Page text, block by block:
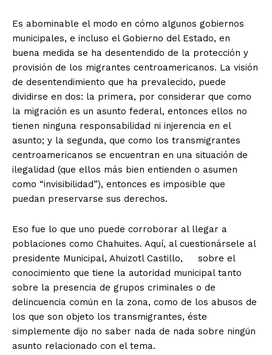
+ Todas las formas de lucha, potencialmente enlazadas
Es abominable el modo en cómo algunos gobiernos
municipales, e incluso el Gobierno del Estado, en
buena medida se ha desentendido de la protección y
provisión de los migrantes centroamericanos. La visión
de desentendimiento que ha prevalecido, puede
dividirse en dos: la primera, por considerar que como
la migración es un asunto federal, entonces ellos no
tienen ninguna responsabilidad ni injerencia en el
asunto; y la segunda, que como los transmigrantes
centroamericanos se encuentran en una situación de
ilegalidad (que ellos más bien entienden o asumen
como “invisibilidad”), entonces es imposible que
puedan preservarse sus derechos.
Eso fue lo que uno puede corroborar al llegar a
poblaciones como Chahuites. Aquí, al cuestionársele al
presidente Municipal, Ahuizotl Castillo, sobre el
conocimiento que tiene la autoridad municipal tanto
sobre la presencia de grupos criminales o de
delincuencia común en la zona, como de los abusos de
los que son objeto los transmigrantes, éste
simplemente dijo no saber nada de nada sobre ningún
asunto relacionado con el tema.